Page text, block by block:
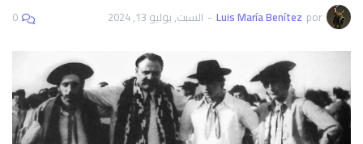
por
Luis María Benítez
- السبت, يوليو 13, 2024 0